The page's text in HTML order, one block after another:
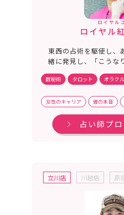
ロイヤル
ロイヤル
東西の占術を駆使し、
緒に発見し、「こうな
どんな悩みにも情熱を
を原動力へと変える鑑
数秘術 タロット オラク
女性のキャリア 彼の本音
占い師プ
立川店 川越店 原